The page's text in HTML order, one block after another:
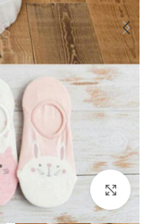
بزرگنمایی تصویر